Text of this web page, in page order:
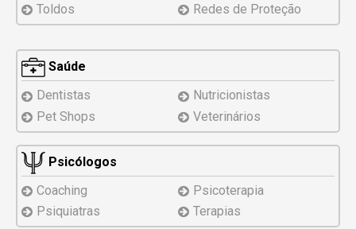
Toldos
Redes de Proteção
Saúde
Dentistas
Nutricionistas
Pet Shops
Veterinários
Psicólogos
Coaching
Psicoterapia
Psiquiatras
Terapias